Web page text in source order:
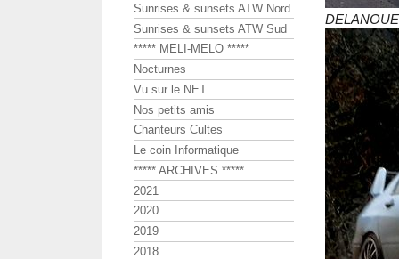
Sunrises & sunsets ATW Nord
Sunrises & sunsets ATW Sud
***** MELI-MELO *****
Nocturnes
Vu sur le NET
Nos petits amis
Chanteurs Cultes
Le coin Informatique
***** ARCHIVES *****
2021
2020
2019
2018